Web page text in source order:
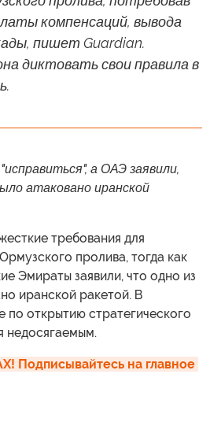
компенсаций, вывода
пишет Guardian.
диктовать свои правила в
а ОАЭ заявили,
атаковано иранской
требования для
пролива, тогда как
Эмираты заявили, что одно из
иранской ракетой. В
по открытию стратегического
недосягаемым.
Подписывайтесь на главное